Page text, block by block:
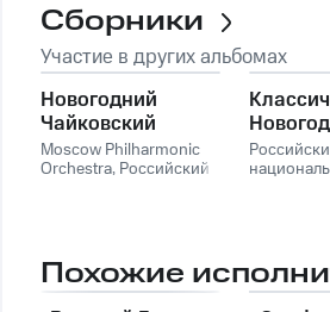
Сборники
Участие в других альбомах
Новогодний
Чайковский
Moscow Philharmonic
Orchestra, Российский
Похожие